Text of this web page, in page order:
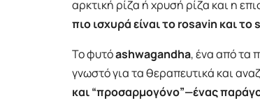
αρκτική ρίζα ή χρυσή ρίζα και η
πιο ισχυρά είναι το rosavin και
​Το φυτόashwagandha, ένα από τα
γνωστό για τα θεραπευτικά και
και “προσαρμογόνο”—ένας